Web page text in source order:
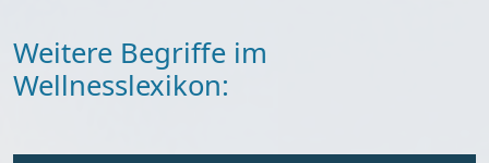
Weitere Begriffe im
Wellnesslexikon: